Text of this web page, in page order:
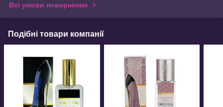
Всі умови повернення
Подібні товари компанії